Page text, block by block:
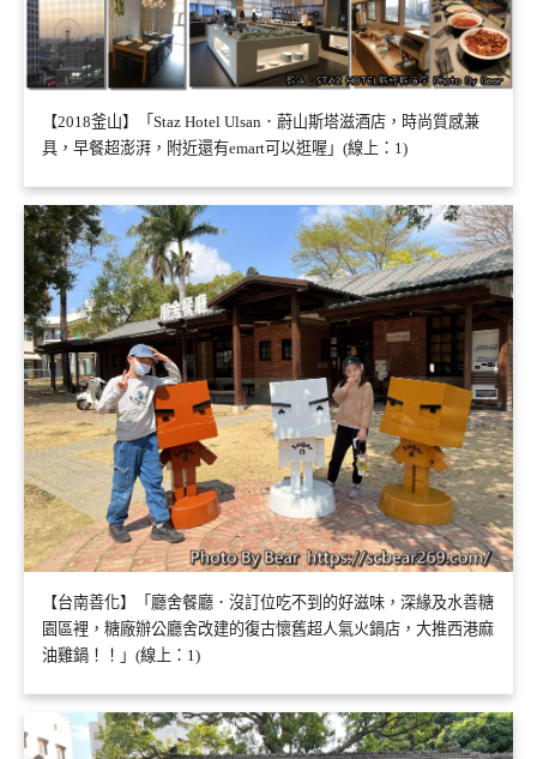
【2018釜山】「Staz Hotel Ulsan．蔚山斯塔滋酒店，時尚質感兼
具，早餐超澎湃，附近還有emart可以逛喔」(線上：1)
【台南善化】「廳舍餐廳．沒訂位吃不到的好滋味，深緣及水善糖
園區裡，糖廠辦公廳舍改建的復古懷舊超人氣火鍋店，大推西港麻
油雞鍋！！」(線上：1)